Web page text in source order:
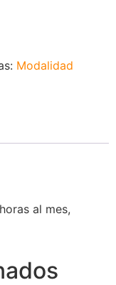
Modalidad
al mes,